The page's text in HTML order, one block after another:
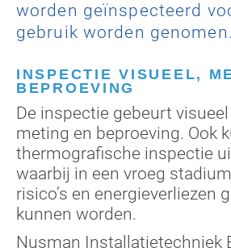
worden geïnspecteerd
gebruik worden genomen.
INSPECTIE VISUEEL,
BEPROEVING
De inspectie gebeurt
meting en beproeving. Ook
thermografische inspectie
waarbij in een vroeg
risico’s en energieverliezen
kunnen worden.
Nusman Installatietechniek